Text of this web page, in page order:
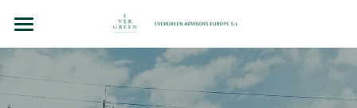
主页